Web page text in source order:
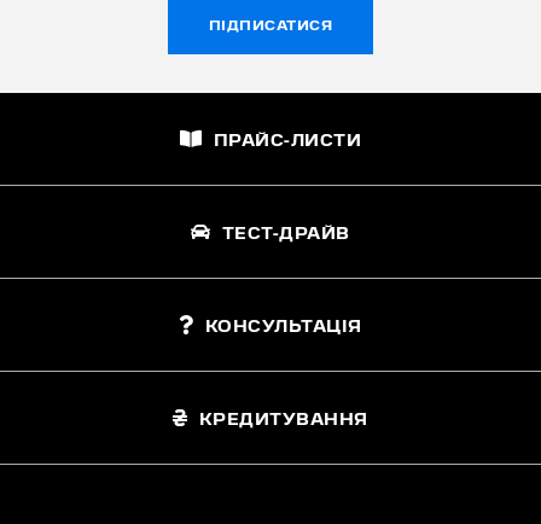
ПІДПИСАТИСЯ
ПРАЙС-ЛИСТИ
ТЕСТ-ДРАЙВ
КОНСУЛЬТАЦІЯ
КРЕДИТУВАННЯ